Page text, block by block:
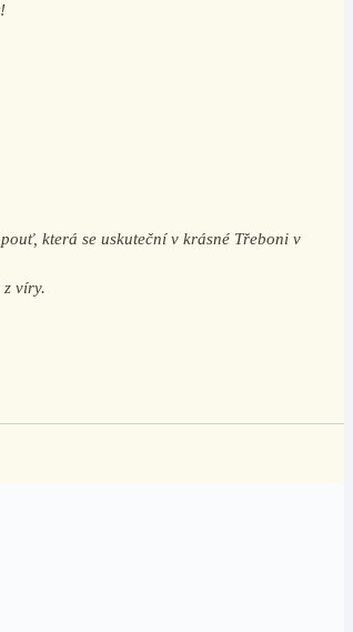
která se uskuteční v krásné Třeboni v
víry.